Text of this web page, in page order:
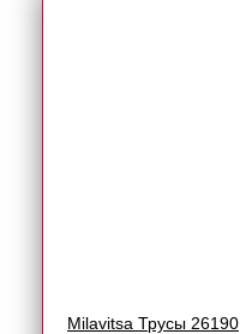
Milavitsa Трусы 26190